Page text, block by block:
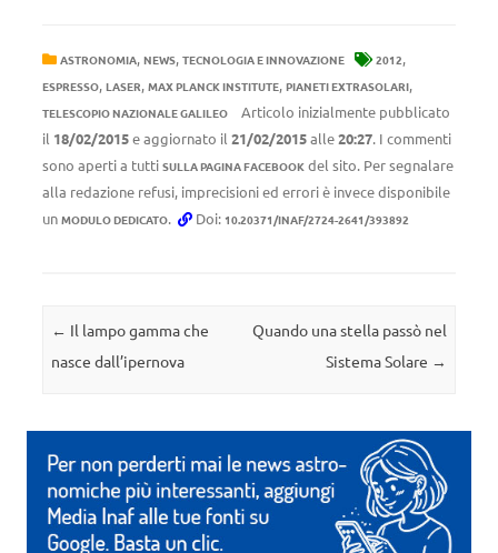
ASTRONOMIA, NEWS, TECNOLOGIA E INNOVAZIONE 2012,
ESPRESSO, LASER, MAX PLANCK INSTITUTE, PIANETI EXTRASOLARI,
TELESCOPIO NAZIONALE GALILEO
Articolo inizialmente pubblicato
il 18/02/2015e aggiornato il 21/02/2015alle20:27. I commenti
sono aperti a tutti SULLA PAGINA FACEBOOK del sito. Per segnalare
alla redazione refusi, imprecisioni ed errori è invece disponibile
un MODULO DEDICATO. Doi: 10.20371/INAF/2724-2641/393892
Navigazione articolo
← Il lampo gamma che
nasce dall’ipernova
Quando una stella passò nel
Sistema Solare →